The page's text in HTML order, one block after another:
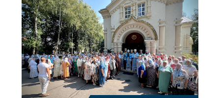
допомоги, миру, духовної радості та
благословенних успіхів у подальшому
архіпастирському служінні. […]